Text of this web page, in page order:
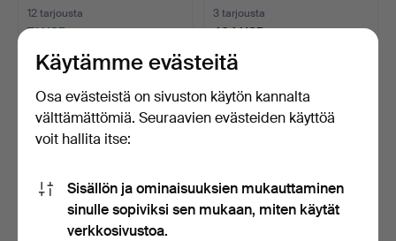
12 tarjousta
71 USD
3 tarjousta
464 USD
Käytämme evästeitä
Osa evästeistä on sivuston käytön kannalta
välttämättömiä. Seuraavien evästeiden käyttöä
voit hallita itse:
Sisällön ja ominaisuuksien mukauttaminen
sinulle sopiviksi sen mukaan, miten käytät
verkkosivustoa.